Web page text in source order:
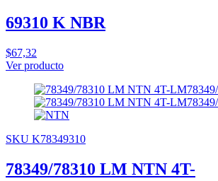
69310 K NBR
$67,32
Ver producto
SKU K78349310
78349/78310 LM NTN 4T-